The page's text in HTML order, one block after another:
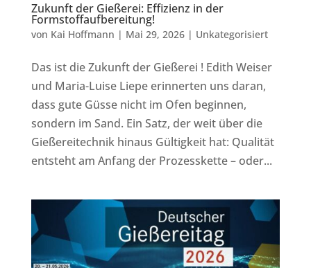
Zukunft der Gießerei: Effizienz in der
Formstoffaufbereitung!
von Kai Hoffmann | Mai 29, 2026| Unkategorisiert
Das ist die Zukunft der Gießerei ! Edith Weiser
und Maria-Luise Liepe erinnerten uns daran,
dass gute Güsse nicht im Ofen beginnen,
sondern im Sand. Ein Satz, der weit über die
Gießereitechnik hinaus Gültigkeit hat: Qualität
entsteht am Anfang der Prozesskette – oder...